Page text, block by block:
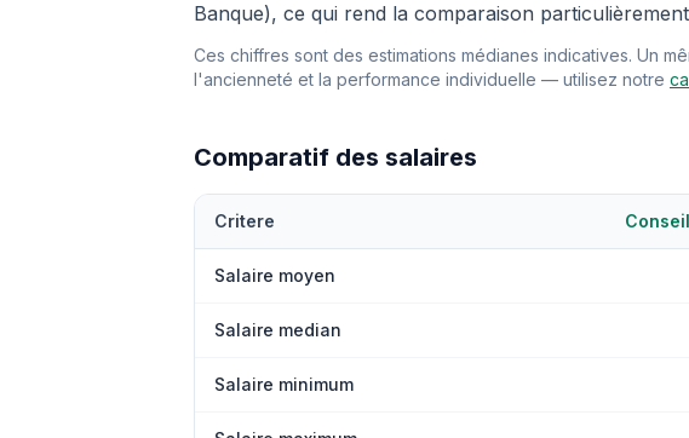
Banque), ce qui rend la comparaison
Ces chiffres sont des estimations médianes indicatives. Un
l'ancienneté et la performance individuelle — utilisez notre
Comparatif des salaires
Critere
Salaire moyen
Salaire median
Salaire minimum